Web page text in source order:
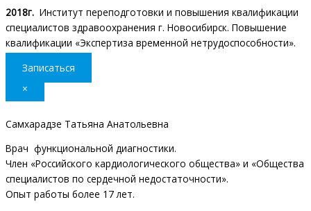
2018г. Институт переподготовки и повышения квалификации
специалистов здравоохранения г. Новосибирск. Повышение
квалификации «Экспертиза временной нетрудоспособности».
Записаться
×
Самхарадзе Татьяна Анатольевна
Врач функциональной диагностики.
Член «Российского кардиологического общества» и «Общества
специалистов по сердечной недостаточности».
Опыт работы более 17 лет.